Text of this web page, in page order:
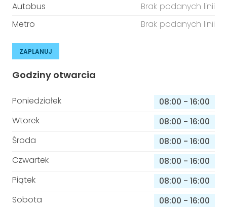
Autobus
Brak podanych linii
Metro
Brak podanych linii
ZAPLANUJ
Godziny otwarcia
Poniedziałek 08:00 - 16:00
Wtorek
08:00 - 16:00
Środa
08:00 - 16:00
Czwartek
08:00 - 16:00
Piątek
08:00 - 16:00
Sobota
08:00 - 16:00